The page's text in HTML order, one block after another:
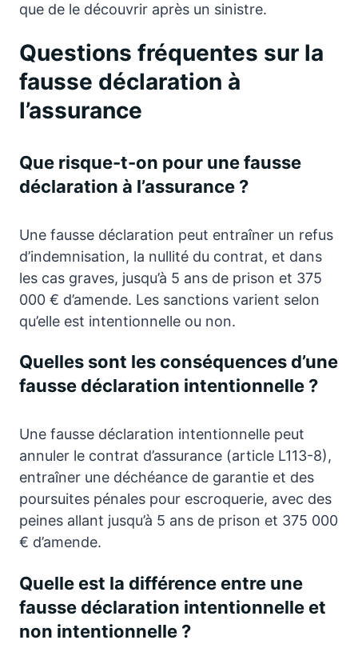
que de le découvrir après un sinistre.
Questions fréquentes sur la
fausse déclaration à
l’assurance
Que risque-t-on pour une fausse
déclaration à l’assurance ?
Une fausse déclaration peut entraîner un refus
d’indemnisation, la nullité du contrat, et dans
les cas graves, jusqu’à 5 ans de prison et 375
000 € d’amende. Les sanctions varient selon
qu’elle est intentionnelle ou non.
Quelles sont les conséquences d’une
fausse déclaration intentionnelle ?
Une fausse déclaration intentionnelle peut
annuler le contrat d’assurance (article L113-8),
entraîner une déchéance de garantie et des
poursuites pénales pour escroquerie, avec des
peines allant jusqu’à 5 ans de prison et 375 000
€ d’amende.
Quelle est la différence entre une
fausse déclaration intentionnelle et
non intentionnelle ?